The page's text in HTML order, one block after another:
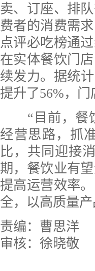
卖、订座、排
费者的消费需
点评必吃榜通
在实体餐饮门
续发力。据统
提升了56%，
“目前，餐饮
经营思路，抓
比，共同迎接
期，餐饮业有
提高运营效率
全，以高质量
责编：曹思洋
审核：徐晓敬